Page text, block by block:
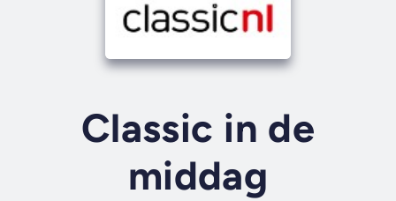
Classic in de
middag